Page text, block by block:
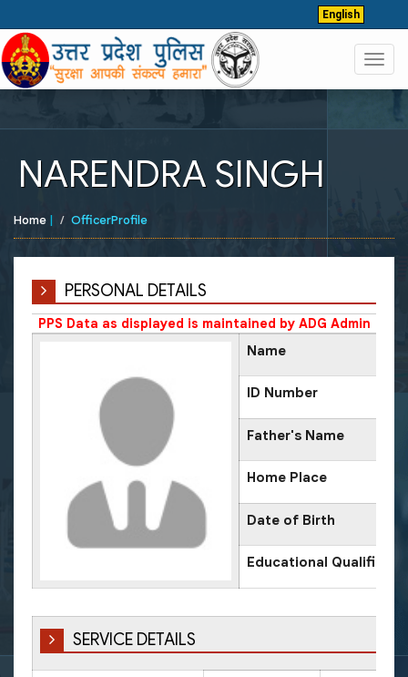
English
NARENDRA SINGH
Home | OfficerProfile
PERSONAL DETAILS
PPS Data as displayed is maintained by ADG Admin
Name
ID Number
Father's Name
Home Place
Date of Birth
Educational
SERVICE DETAILS